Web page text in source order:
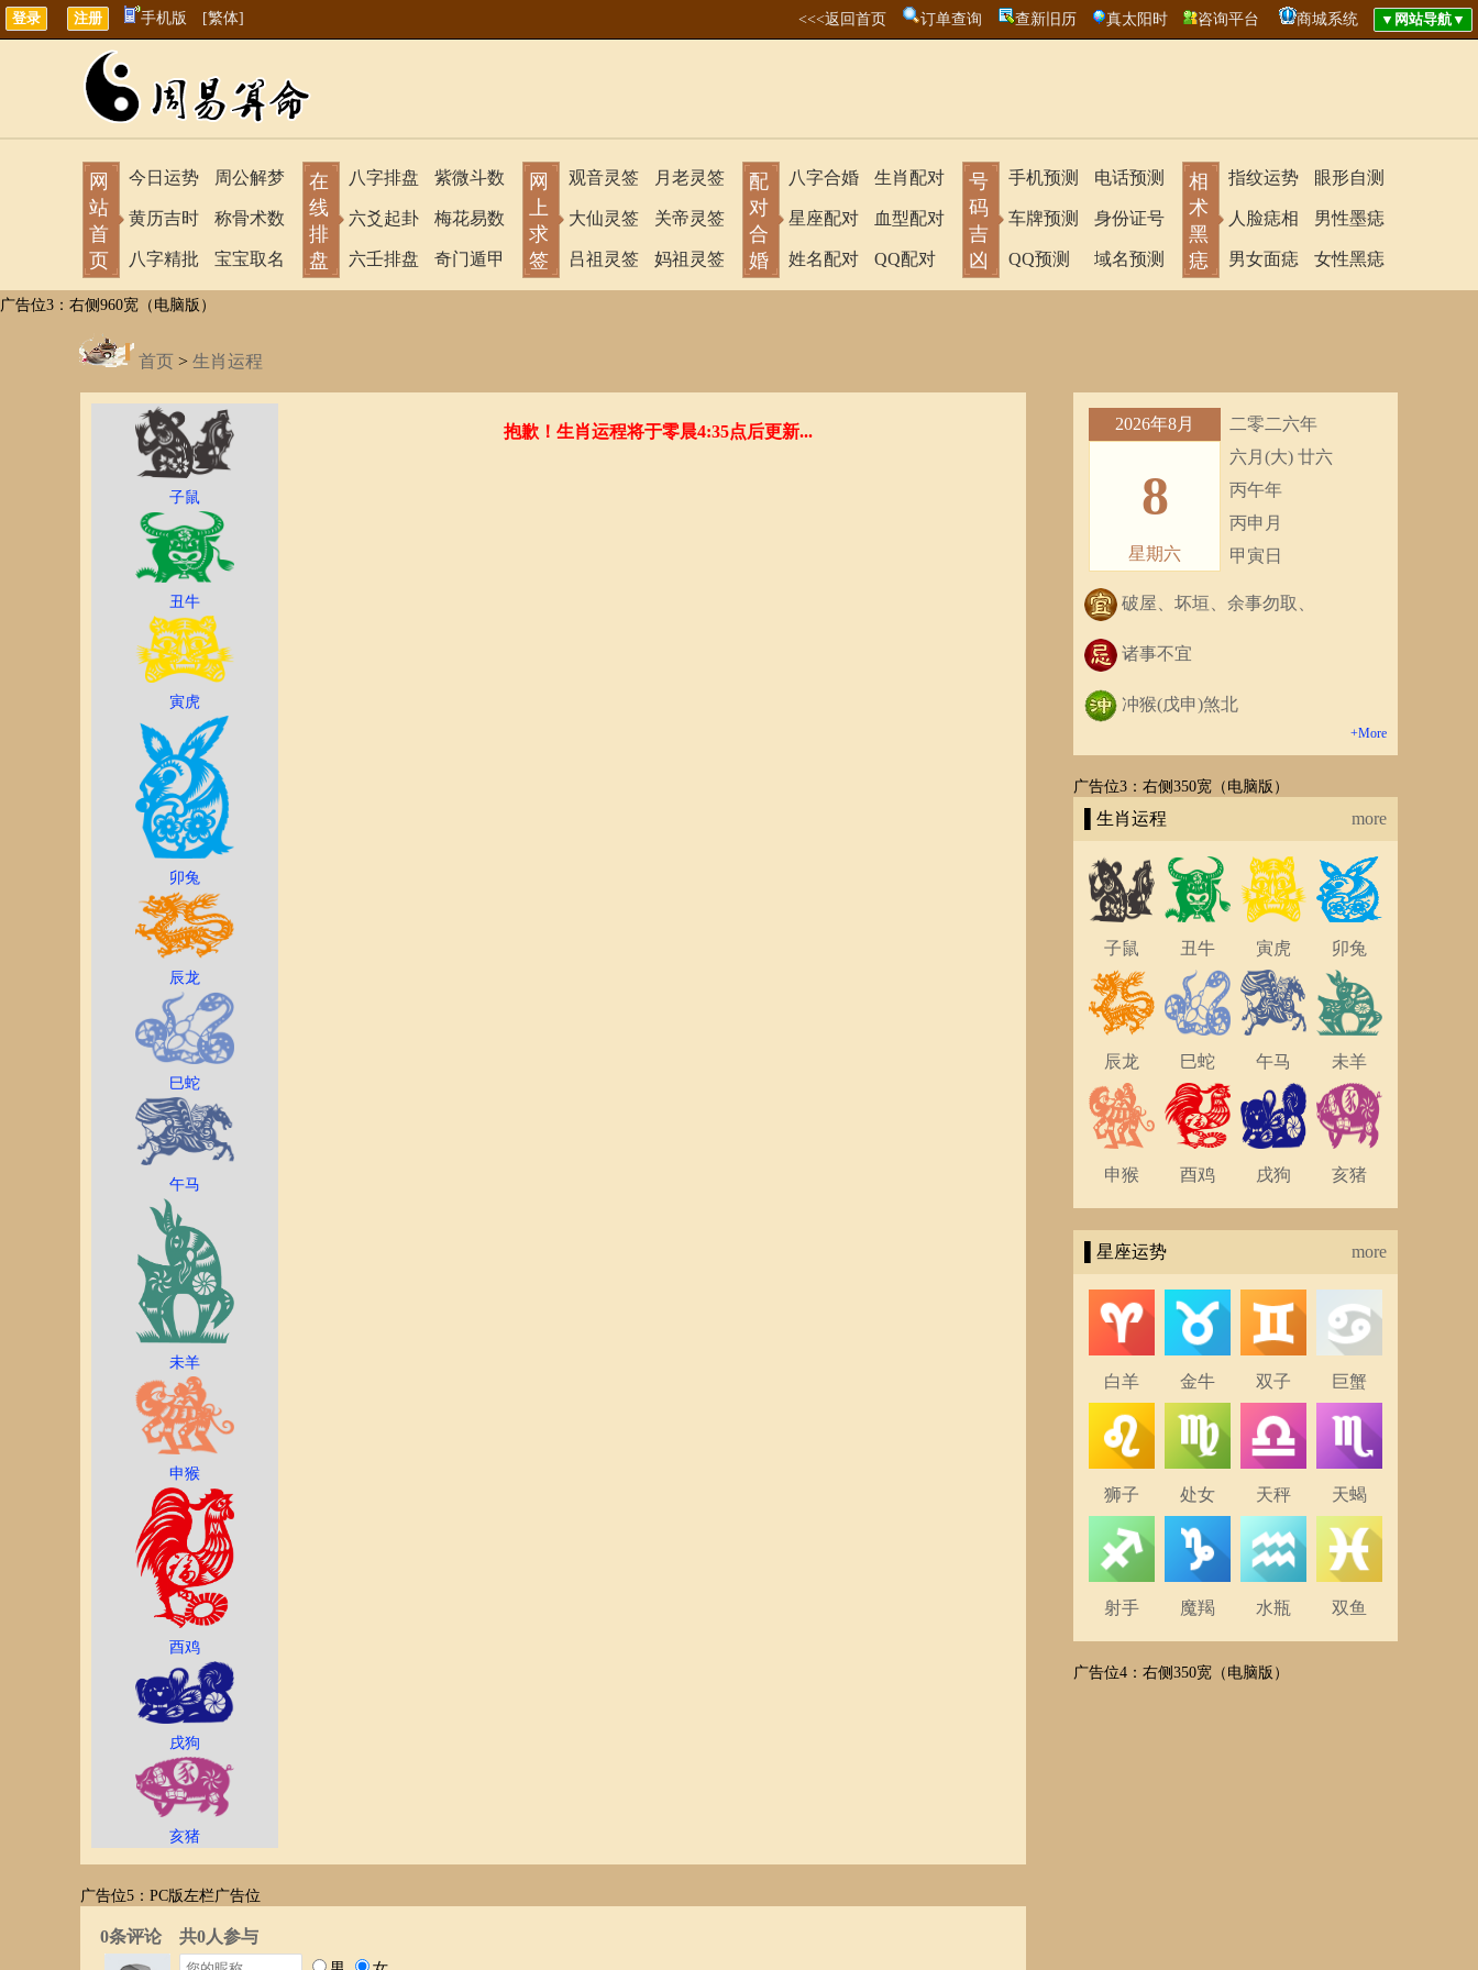
手机版 [繁体] <<<返回首页 订单查询 查新旧历 真太阳时 咨询平台 商城系统
网
站
首
页
今日运势
黄历吉时
八字精批
周公解梦
称骨术数
宝宝取名
在
线
排
盘
八字排盘
六爻起卦
六壬排盘
紫微斗数
梅花易数
奇门遁甲
网
上
求
签
观音灵签
大仙灵签
吕祖灵签
月老灵签
关帝灵签
妈祖灵签
配
对
合
婚
八字合婚
星座配对
姓名配对
生肖配对
血型配对
QQ配对
号
码
吉
凶
手机预测
车牌预测
QQ预测
电话预测
身份证号
域名预测
相
术
黑
痣
指纹运势
人脸痣相
男女面痣
眼形自测
男性墨痣
女性黑痣
广告位3：右侧960宽（电脑版）
首页 > 生肖运程
子鼠
丑牛
寅虎
卯兔
辰龙
巳蛇
午马
未羊
申猴
酉鸡
戌狗
亥猪
抱歉！生肖运程将于零晨4:35点后更新...
广告位5：PC版左栏广告位
2026年8月
8
星期六
二零二六年
六月(大) 廿六
丙午年
丙申月
甲寅日
破屋、坏垣、余事勿取、
诸事不宜
冲猴(戊申)煞北
+More
广告位3：右侧350宽（电脑版）
▌生肖运程 more
子鼠 丑牛 寅虎 卯兔
辰龙 巳蛇 午马 未羊
申猴 酉鸡 戌狗 亥猪
▌星座运势 more
白羊 金牛 双子 巨蟹
狮子 处女 天秤 天蝎
射手 魔羯 水瓶 双鱼
广告位4：右侧350宽（电脑版）